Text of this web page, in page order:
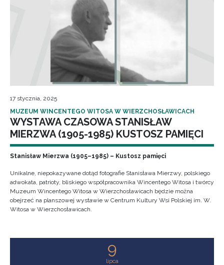
17 stycznia, 2025
MUZEUM WINCENTEGO WITOSA W WIERZCHOSŁAWICACH
WYSTAWA CZASOWA STANISŁAW
MIERZWA (1905-1985) KUSTOSZ PAMIĘCI
Stanisław Mierzwa (1905–1985) – Kustosz pamięci
Unikalne, niepokazywane dotąd fotografie Stanisława Mierzwy, polskiego
adwokata, patrioty, bliskiego współpracownika Wincentego Witosa i twórcy
Muzeum Wincentego Witosa w Wierzchosławicach będzie można
obejrzeć na planszowej wystawie w Centrum Kultury Wsi Polskiej im. W.
Witosa w Wierzchosławicach.
9
lipca